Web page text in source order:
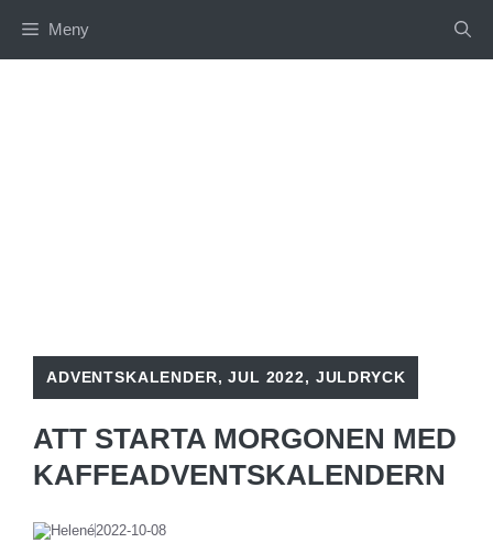
Meny
ADVENTSKALENDER,JUL 2022, JULDRYCK
ATT STARTA MORGONEN MED
KAFFEADVENTSKALENDERN
Helené2022-10-08